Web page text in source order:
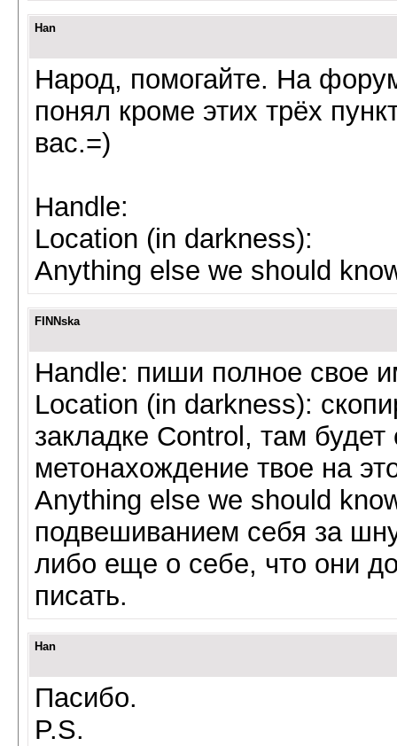
Han
Народ, помогайте. На
понял кроме этих трёх
вас.=)
Handle:
Location (in darkness):
Anything else we should
FINNska
Handle: пиши полное свое
Location (in darkness):
закладке Control, там
метонахождение твое на
Anything else we should
подвешиванием себя за
либо еще о себе, что они
писать.
Han
Пасибо.
P.S.